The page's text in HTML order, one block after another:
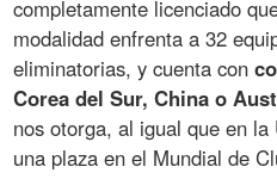
completamente licenciado
modalidad enfrenta a 32
eliminatorias, y cuenta con
Corea del Sur, China o
nos otorga, al igual que en
una plaza en el Mundial de